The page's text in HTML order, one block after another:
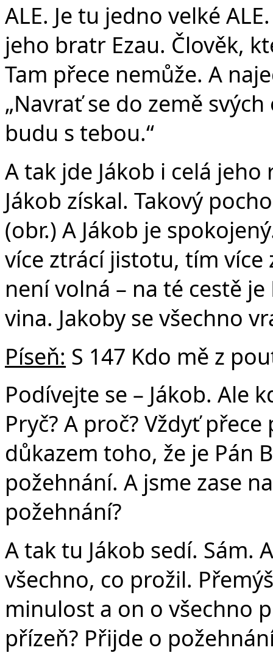
ALE. Je tu jedno velké
jeho bratr Ezau. Člověk,
Tam přece nemůže. A
„Navrať se do země
budu s tebou.“
A tak jde Jákob i celá
Jákob získal. Takový
(obr.) A Jákob je
více ztrácí jistotu, tím
není volná – na té cestě
vina. Jakoby se všechno
Píseň: S 147 Kdo mě z
Podívejte se – Jákob. Ale
Pryč? A proč? Vždyť
důkazem toho, že je Pán
požehnání. A jsme zase
požehnání?
A tak tu Jákob sedí. Sám.
všechno, co prožil.
minulost a on o všechno
přízeň? Přijde o